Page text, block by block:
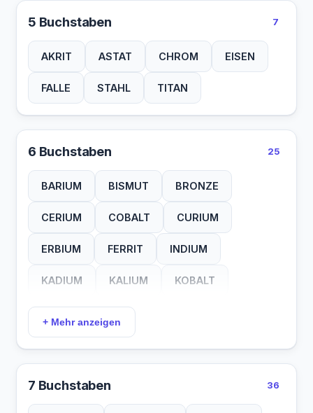
5 Buchstaben 7
AKRIT ASTAT CHROM EISEN
FALLE STAHL TITAN
6 Buchstaben 25
BARIUM BISMUT BRONZE
CERIUM COBALT CURIUM
ERBIUM FERRIT INDIUM
KADIUM KALIUM KOBALT
MAGNET
SILBER TANTAL TELLUR
+ Mehr anzeigen
7 Buchstaben 36